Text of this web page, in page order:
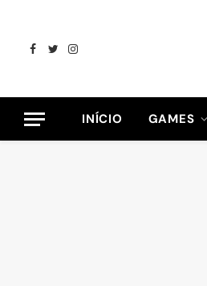
Facebook
TwitterInstagram
INÍCIO GAMES